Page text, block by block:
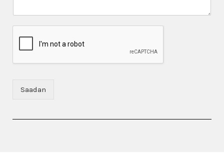
Saadan